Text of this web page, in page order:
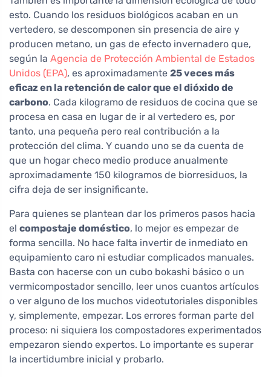
esto. Cuando los residuos biológicos acaban en un
vertedero, se descomponen sin presencia de aire y
producen metano, un gas de efecto invernadero que,
según la Agencia de Protección Ambiental de Estados
Unidos (EPA), es aproximadamente 25 veces más
eficaz en la retención de calor que el dióxido de
carbono. Cada kilogramo de residuos de cocina que se
procesa en casa en lugar de ir al vertedero es, por
tanto, una pequeña pero real contribución a la
protección del clima. Y cuando uno se da cuenta de
que un hogar checo medio produce anualmente
aproximadamente 150 kilogramos de biorresiduos, la
cifra deja de ser insignificante.
Para quienes se plantean dar los primeros pasos hacia
el compostaje doméstico, lo mejor es empezar de
forma sencilla. No hace falta invertir de inmediato en
equipamiento caro ni estudiar complicados manuales.
Basta con hacerse con un cubo bokashi básico o un
vermicompostador sencillo, leer unos cuantos artículos
o ver alguno de los muchos videotutoriales disponibles
y, simplemente, empezar. Los errores forman parte del
proceso: ni siquiera los compostadores experimentados
empezaron siendo expertos. Lo importante es superar
la incertidumbre inicial y probarlo.